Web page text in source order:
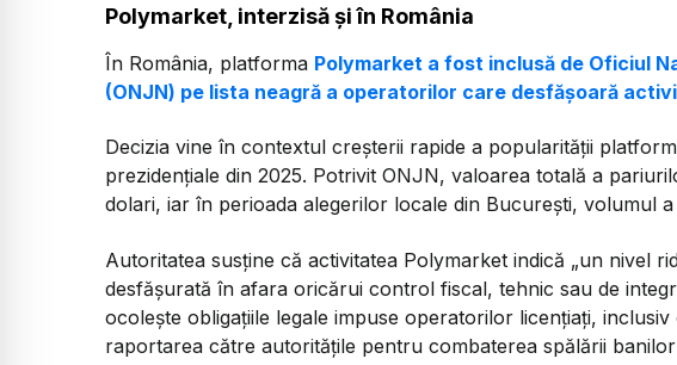
Polymarket, interzisă și în România
În România, platforma Polymarket a fost inclusă de Oficiul
(ONJN) pe lista neagră a operatorilor care desfășoară
Decizia vine în contextul creșterii rapide a popularității
prezidențiale din 2025. Potrivit ONJN, valoarea totală a
dolari, iar în perioada alegerilor locale din București, volumul
Autoritatea susține că activitatea Polymarket indică „un nivel
desfășurată în afara oricărui control fiscal, tehnic sau de
ocolește obligațiile legale impuse operatorilor licențiați,
raportarea către autoritățile pentru combaterea spălării